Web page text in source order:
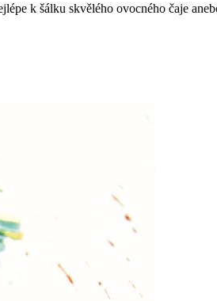
k šálku skvělého ovocného čaje